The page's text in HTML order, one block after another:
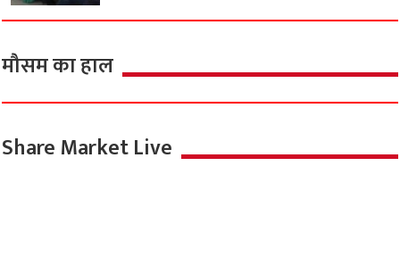
मौसम का हाल
Share Market Live